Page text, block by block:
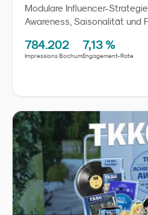
Modulare Influencer-
Awareness, Saisonalität und
784.202
Impressions Bochum
7,13 %
Engagement-Rate